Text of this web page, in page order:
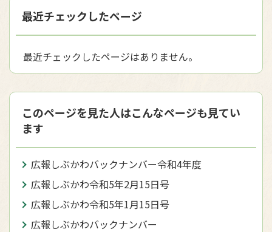
最近チェックしたページ
最近チェックしたページはありません。
このページを見た人はこんなページも見てい
ます
広報しぶかわバックナンバー令和4年度
広報しぶかわ令和5年2月15日号
広報しぶかわ令和5年1月15日号
広報しぶかわバックナンバー